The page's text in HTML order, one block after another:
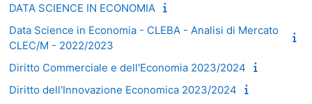
DATA SCIENCE IN ECONOMIA
Data Science in Economia - CLEBA - Analisi di Mercato
CLEC/M - 2022/2023
Diritto Commerciale e dell'Economia 2023/2024
Diritto dell'Innovazione Economica 2023/2024